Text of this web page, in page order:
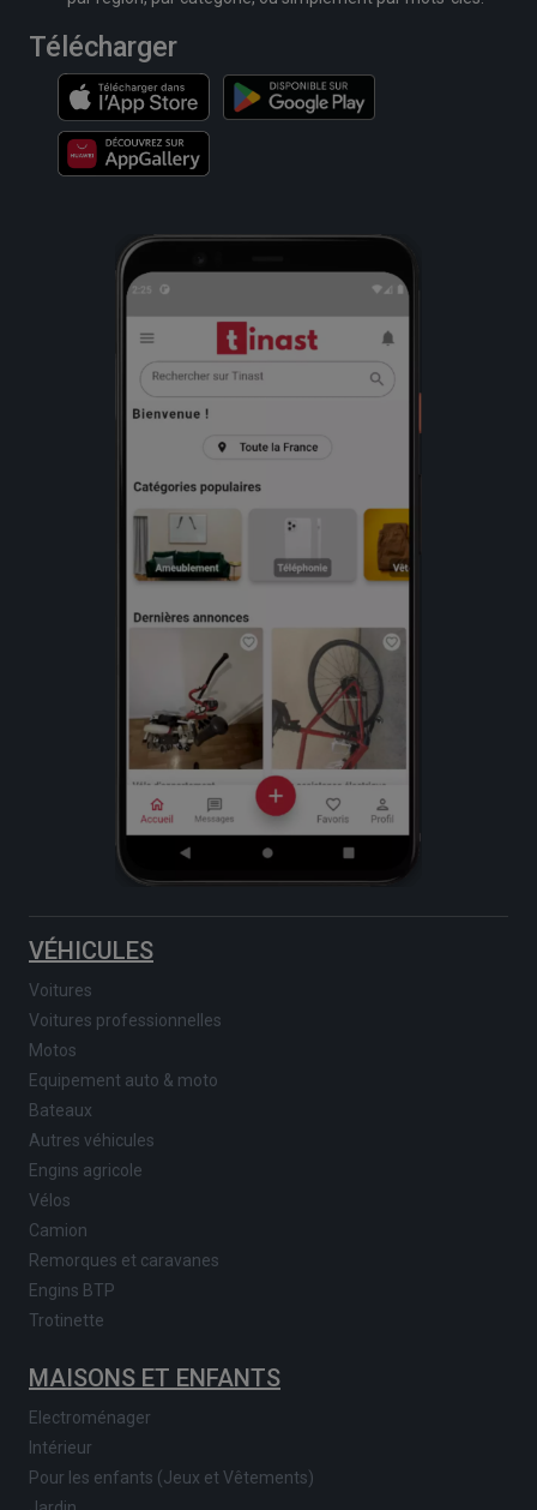
Télécharger
VÉHICULES
Voitures
Voitures professionnelles
Motos
Equipement auto & moto
Bateaux
Autres véhicules
Engins agricole
Vélos
Camion
Remorques et caravanes
Engins BTP
Trotinette
MAISONS ET ENFANTS
Electroménager
Intérieur
Pour les enfants (Jeux et Vêtements)